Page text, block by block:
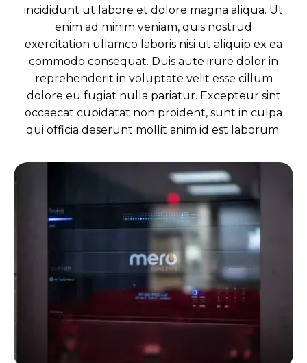
incididunt ut labore et dolore magna aliqua. Ut
enim ad minim veniam, quis nostrud
exercitation ullamco laboris nisi ut aliquip ex ea
commodo consequat. Duis aute irure dolor in
reprehenderit in voluptate velit esse cillum
dolore eu fugiat nulla pariatur. Excepteur sint
occaecat cupidatat non proident, sunt in culpa
qui officia deserunt mollit anim id est laborum.